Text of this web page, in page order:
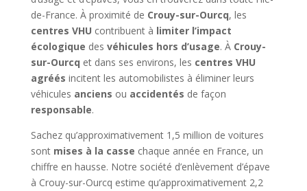
de-France. À proximité de Crouy-sur-Ourcq, les
centres VHU contribuent à limiter l’impact
écologique des véhicules hors d’usage. À Crouy-
sur-Ourcq et dans ses environs, les centres VHU
agréés incitent les automobilistes à éliminer leurs
véhicules anciens ou accidentés de façon
responsable.
Sachez qu’approximativement 1,5 million de voitures
sont mises à la casse chaque année en France, un
chiffre en hausse. Notre société d’enlèvement d’épave
à Crouy-sur-Ourcq estime qu’approximativement 2,2